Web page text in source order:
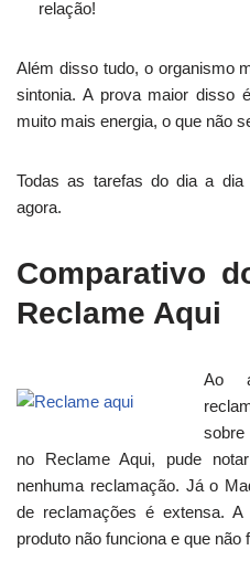
relação!
Além disso tudo, o organismo
sintonia. A prova maior disso
muito mais energia, o que não
Todas as tarefas do dia a
agora.
Comparativo
Reclame Aqui
Ao
no Reclame Aqui, pude
nenhuma reclamação. Já o
de reclamações é extensa.
produto não funciona e que não